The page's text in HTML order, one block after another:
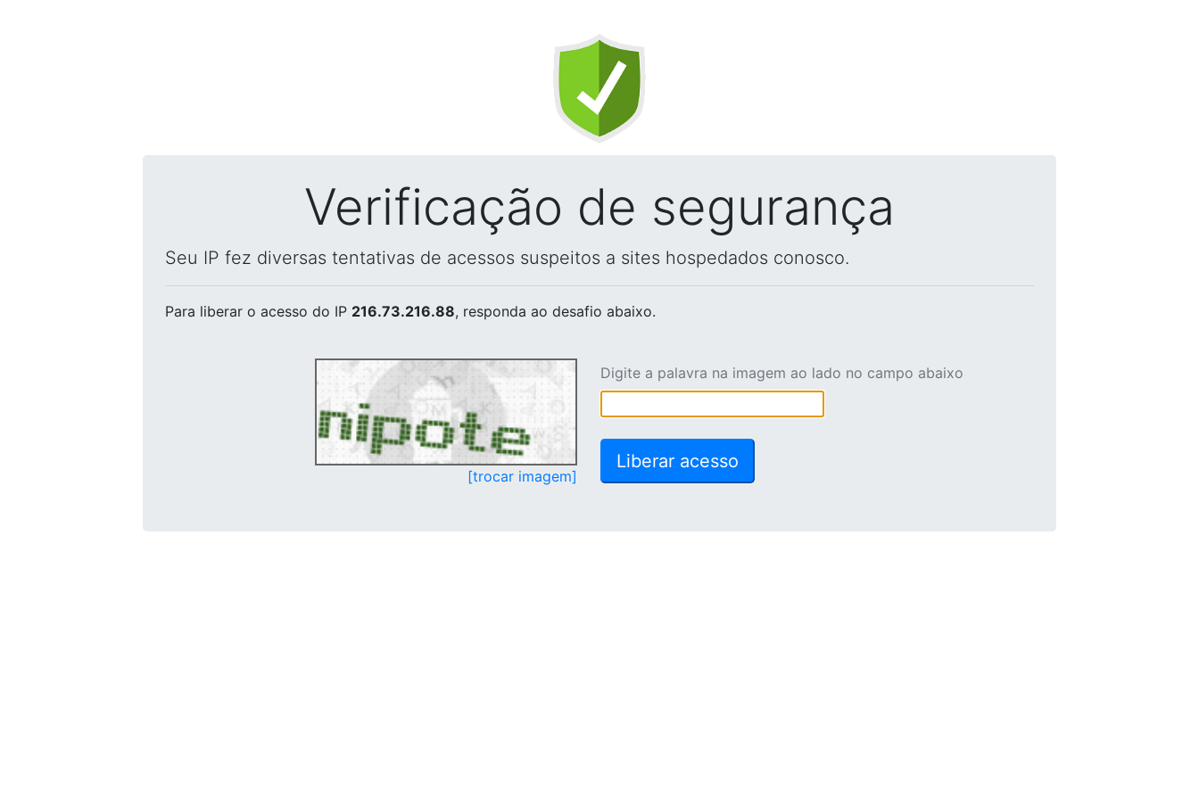
Verificação de segurança
Seu IP fez diversas tentativas de acessos suspeitos a sites hospedados conosco.
Para liberar o acesso do IP 216.73.216.88, responda ao desafio abaixo.
[trocar imagem]
Digite a palavra na imagem ao lado no campo abaixo